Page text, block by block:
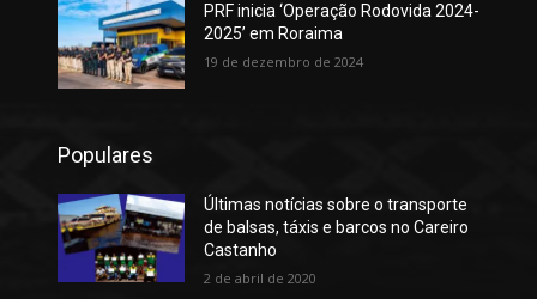
PRF inicia ‘Operação Rodovida 2024-
2025’ em Roraima
19 de dezembro de 2024
Populares
Últimas notícias sobre o transporte
de balsas, táxis e barcos no Careiro
Castanho
2 de abril de 2020